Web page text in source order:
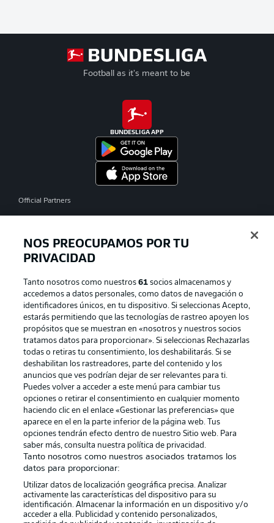
Football as it's meant to be
BUNDESLIGA APP
Official Partners
Publicidad Aviso legal
Gestionar las preferencias Declaracion de privacidad
Canales Trabajos
Jugadores Condiciones de uso
Sello Editorial Contacto
NOS PREOCUPAMOS POR TU
PRIVACIDAD
Tanto nosotros como nuestros61 socios almacenamos y
accedemos a datos personales, como datos de navegación o
identificadores únicos, en tu dispositivo. Si seleccionas Acepto,
estarás permitiendo que las tecnologías de rastreo apoyen los
propósitos que se muestran en «nosotros y nuestros socios
tratamos datos para proporcionar». Si seleccionas Rechazarlas
todas o retiras tu consentimiento, los deshabilitarás. Si se
deshabilitan los rastreadores, parte del contenido y los
anuncios que ves podrían dejar de ser relevantes para ti.
Puedes volver a acceder a este menú para cambiar tus
opciones o retirar el consentimiento en cualquier momento
haciendo clic en el enlace «Gestionar las preferencias» que
aparece en el en la parte inferior de la página web. Tus
opciones tendrán efecto dentro de nuestro Sitio web. Para
saber más, consulta nuestra política de privacidad.
Tanto nosotros como nuestros asociados tratamos los
datos para proporcionar:
Utilizar datos de localización geográfica precisa. Analizar
activamente las características del dispositivo para su
identificación. Almacenar la información en un dispositivo y/o
acceder a ella. Publicidad y contenido personalizados,